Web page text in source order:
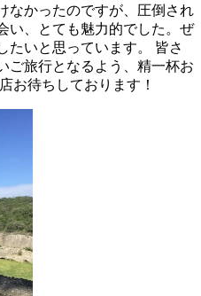
なかったのですが、圧倒され
い、とても魅力的でした。ぜ
たいと思っています。 皆さ
ご旅行となるよう、精一杯お
お待ちしております！